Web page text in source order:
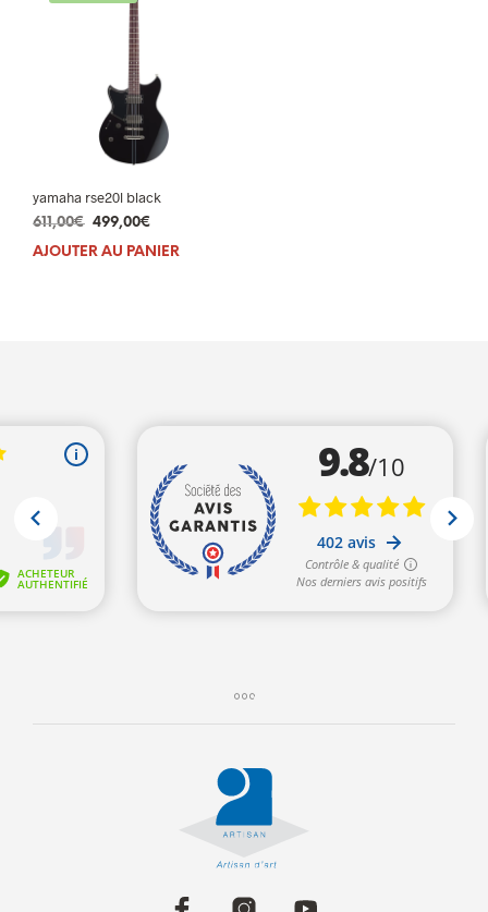
yamaha rse20l black
611,00€ Le
prix
499,00€
prix
AJOUTER AU PANIER